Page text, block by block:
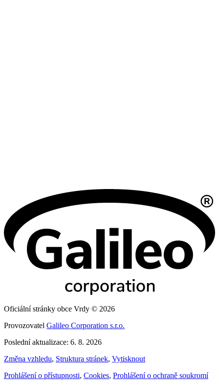
Oficiální stránky obce Vrdy © 2026
Provozovatel Galileo Corporation s.r.o.
Poslední aktualizace: 6. 8. 2026
Změna vzhledu, Struktura stránek, Vytisknout
Prohlášení o přístupnosti, Cookies, Prohlášení o ochraně soukromí